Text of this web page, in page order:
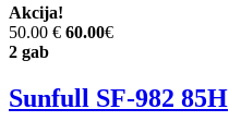
Akcija!
50.00 € 60.00€
2 gab
Sunfull SF-982 85H